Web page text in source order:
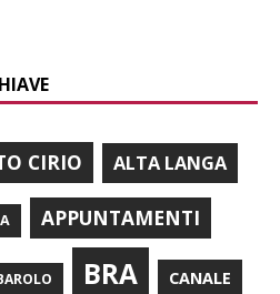
CIRIO ALTA LANGA
APPUNTAMENTI
BRA CANALE